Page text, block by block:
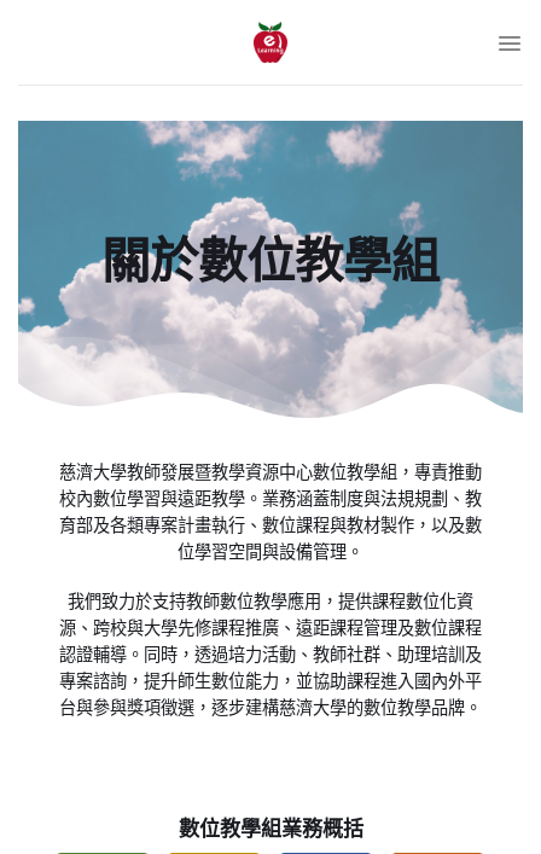
關於數位教學組
慈濟大學教師發展暨教學資源中心數位教學組，專責推動
校內數位學習與遠距教學。業務涵蓋制度與法規規劃、教
育部及各類專案計畫執行、數位課程與教材製作，以及數
位學習空間與設備管理。
我們致力於支持教師數位教學應用，提供課程數位化資
源、跨校與大學先修課程推廣、遠距課程管理及數位課程
認證輔導。同時，透過培力活動、教師社群、助理培訓及
專案諮詢，提升師生數位能力，並協助課程進入國內外平
台與參與獎項徵選，逐步建構慈濟大學的數位教學品牌。
數位教學組業務概括